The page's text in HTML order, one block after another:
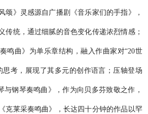
颂》灵感源自广播剧《音乐家们的手指》，
传统，通过细腻的音色变化传递浓烈情感；
鸣曲》为单乐章结构，融入作曲家对“20世
思考，展现了其多元的创作语言；压轴登场
与钢琴奏鸣曲》，作为向贝多芬致敬之作，
克莱采奏鸣曲》，长达四十分钟的作品以罕